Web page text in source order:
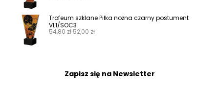
Trofeum szklane Piłka nożna czarny postument
VL1/SOC3
54,80 zł 52,00 zł
Zapisz się na Newsletter